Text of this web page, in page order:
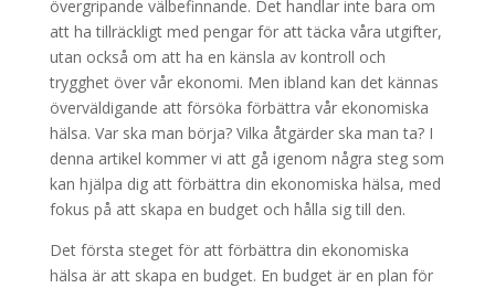
övergripande välbefinnande. Det handlar inte bara om
att ha tillräckligt med pengar för att täcka våra utgifter,
utan också om att ha en känsla av kontroll och
trygghet över vår ekonomi. Men ibland kan det kännas
överväldigande att försöka förbättra vår ekonomiska
hälsa. Var ska man börja? Vilka åtgärder ska man ta? I
denna artikel kommer vi att gå igenom några steg som
kan hjälpa dig att förbättra din ekonomiska hälsa, med
fokus på att skapa en budget och hålla sig till den.
Det första steget för att förbättra din ekonomiska
hälsa är att skapa en budget. En budget är en plan för